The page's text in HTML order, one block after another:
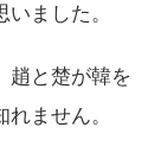
ました。
趙と楚が韓を
ません。